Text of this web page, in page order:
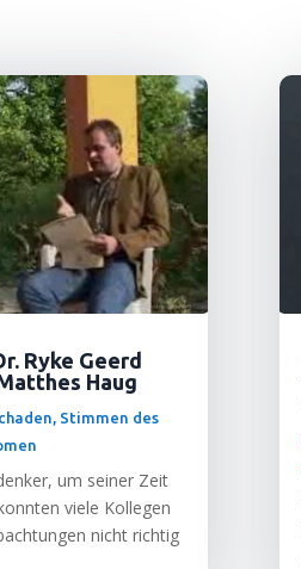
Ryke Geerd
Haug
, Stimmen des
um sei­ner Zeit
vie­le Kol­le­gen
nicht rich­tig